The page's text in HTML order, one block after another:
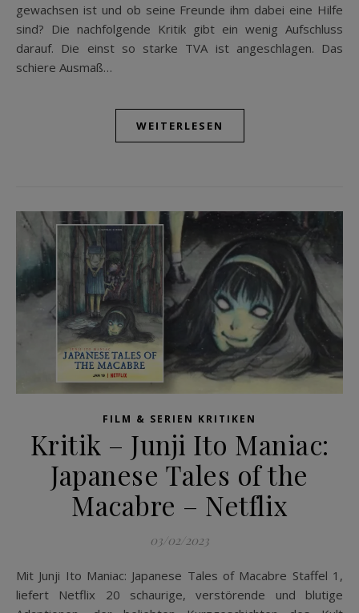
gewachsen ist und ob seine Freunde ihm dabei eine Hilfe
sind? Die nachfolgende Kritik gibt ein wenig Aufschluss
darauf. Die einst so starke TVA ist angeschlagen. Das
schiere Ausmaß…
WEITERLESEN
FILM & SERIEN KRITIKEN
Kritik – Junji Ito Maniac:
Japanese Tales of the
Macabre – Netflix
03/02/2023
Mit Junji Ito Maniac: Japanese Tales of Macabre Staffel 1,
liefert Netflix 20 schaurige, verstörende und blutige